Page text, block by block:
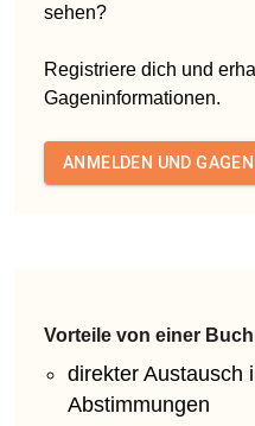
sehen?
Registriere dich und
Gageninformationen.
ANMELDEN UND
Vorteile von einer
direkter Austausch
Abstimmungen